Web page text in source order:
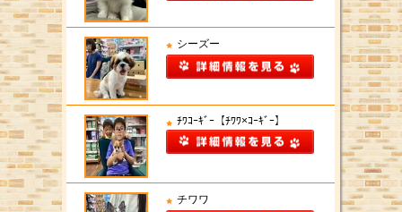
シーズー
ﾁﾜｺｰｷﾞｰ【ﾁﾜﾜ×ｺｰｷﾞｰ】
チワワ